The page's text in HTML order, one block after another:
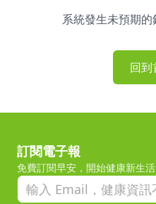
系統發生未預期的
回到
訂閱電子報
免費訂閱早安，開始健康新生活